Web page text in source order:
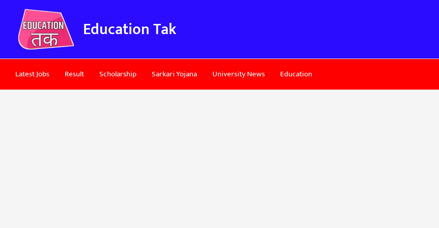
Education Tak
Latest Jobs Result Scholarship Sarkari Yojana University News Education